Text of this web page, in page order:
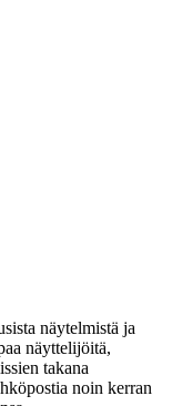
näytelmistä ja
näyttelijöitä,
takana
noin kerran